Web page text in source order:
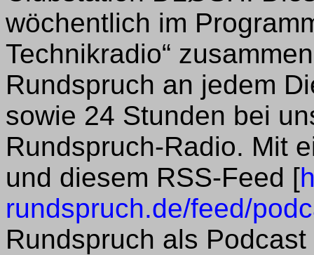
wöchentlich im
Technikradio“
Rundspruch an jedem
sowie 24 Stunden bei
Rundspruch-Radio. Mit
und diesem RSS-Feed [
rundspruch.de/feed/
Rundspruch als